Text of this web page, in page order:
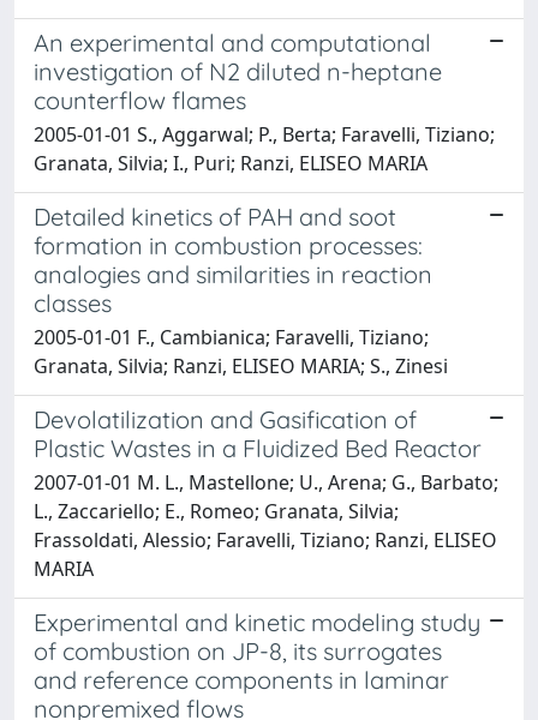
An experimental and computational
investigation of N2 diluted n-heptane
counterflow flames
2005-01-01 S., Aggarwal; P., Berta; Faravelli, Tiziano;
Granata, Silvia; I., Puri; Ranzi, ELISEO MARIA
Detailed kinetics of PAH and soot
formation in combustion processes:
analogies and similarities in reaction
classes
2005-01-01 F., Cambianica; Faravelli, Tiziano;
Granata, Silvia; Ranzi, ELISEO MARIA; S., Zinesi
Devolatilization and Gasification of
Plastic Wastes in a Fluidized Bed Reactor
2007-01-01 M. L., Mastellone; U., Arena; G., Barbato;
L., Zaccariello; E., Romeo; Granata, Silvia;
Frassoldati, Alessio; Faravelli, Tiziano; Ranzi, ELISEO
MARIA
Experimental and kinetic modeling study
of combustion on JP-8, its surrogates
and reference components in laminar
nonpremixed flows